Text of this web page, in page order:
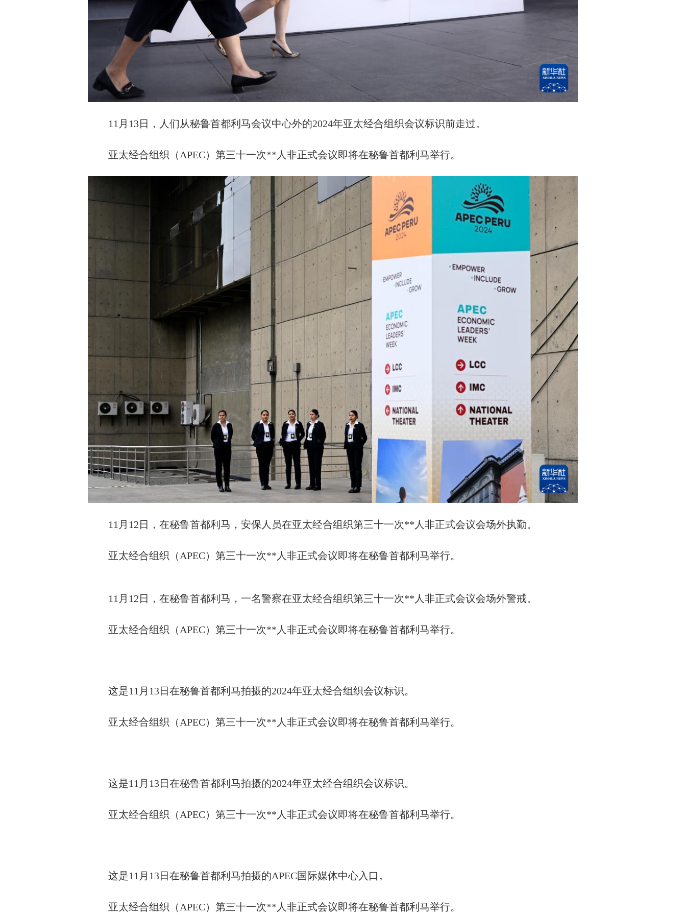
11月13日，人们从秘鲁首都利马会议中心外的2024年亚太经合组织会议标识前走过。
亚太经合组织（APEC）第三十一次**人非正式会议即将在秘鲁首都利马举行。
11月12日，在秘鲁首都利马，安保人员在亚太经合组织第三十一次**人非正式会议会场外执勤。
亚太经合组织（APEC）第三十一次**人非正式会议即将在秘鲁首都利马举行。
11月12日，在秘鲁首都利马，一名警察在亚太经合组织第三十一次**人非正式会议会场外警戒。
亚太经合组织（APEC）第三十一次**人非正式会议即将在秘鲁首都利马举行。
这是11月13日在秘鲁首都利马拍摄的2024年亚太经合组织会议标识。
亚太经合组织（APEC）第三十一次**人非正式会议即将在秘鲁首都利马举行。
这是11月13日在秘鲁首都利马拍摄的2024年亚太经合组织会议标识。
亚太经合组织（APEC）第三十一次**人非正式会议即将在秘鲁首都利马举行。
这是11月13日在秘鲁首都利马拍摄的APEC国际媒体中心入口。
亚太经合组织（APEC）第三十一次**人非正式会议即将在秘鲁首都利马举行。